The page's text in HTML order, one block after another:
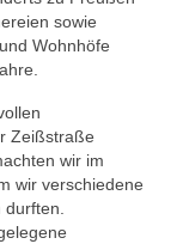
sowie
Wohnhöfe
Zeißstraße
wir im
wir verschiedene
durften.